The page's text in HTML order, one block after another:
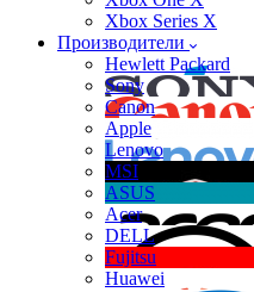
Xbox Series X
Производители
Hewlett Packard
Sony
Canon
Apple
Lenovo
MSI
ASUS
Acer
DELL
Fujitsu
Huawei